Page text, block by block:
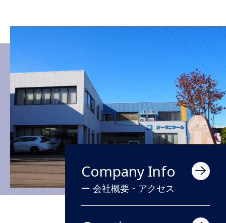
Company Info
ー 会社概要・アクセス